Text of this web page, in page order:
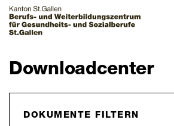
Downloadcenter
Startseite